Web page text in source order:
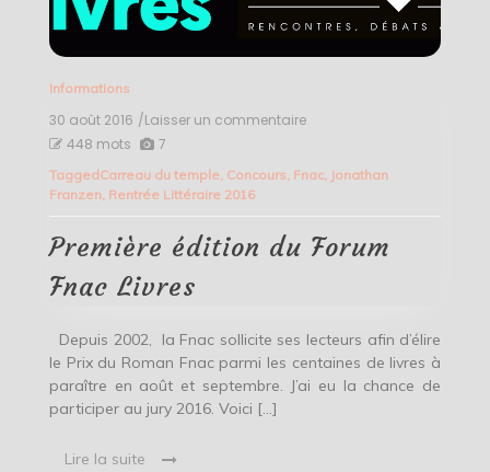
Informations
30 août 2016 /Laisser un commentaireon
du
Livres
448 mots 7
TaggedCarreau du temple, Concours, Fnac, Jonathan
Franzen, Rentrée Littéraire 2016
Première édition du Forum
Fnac Livres
Depuis 2002, la Fnac sollicite ses lecteurs afin d’élire
le Prix du Roman Fnac parmi les centaines de livres à
paraître en août et septembre. J’ai eu la chance de
participer au jury 2016. Voici […]
Lire la suite